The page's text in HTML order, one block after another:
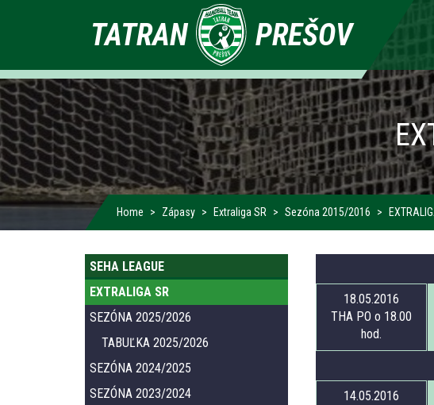
TATRAN PREŠOV
Primárne
odkazy
Home Zápasy Extraliga SR Sezóna 2015/2016
18.05.2016
THA PO o 18.00
hod.
14.05.2016
Primárne
odkazy
SEHA LEAGUE
EXTRALIGA SR
SEZÓNA 2025/2026
TABUĽKA 2025/2026
SEZÓNA 2024/2025
SEZÓNA 2023/2024